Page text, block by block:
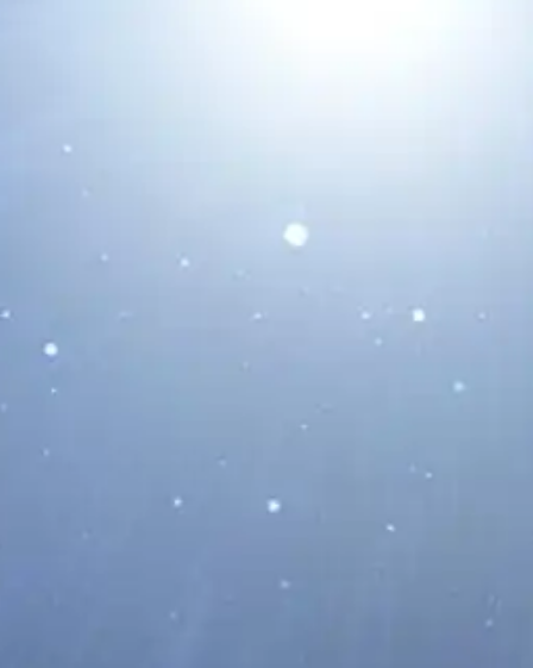
La Nave Psyche Rozará Marte
Asteroide Metálico
realizará el 15 de mayo de 2026 una